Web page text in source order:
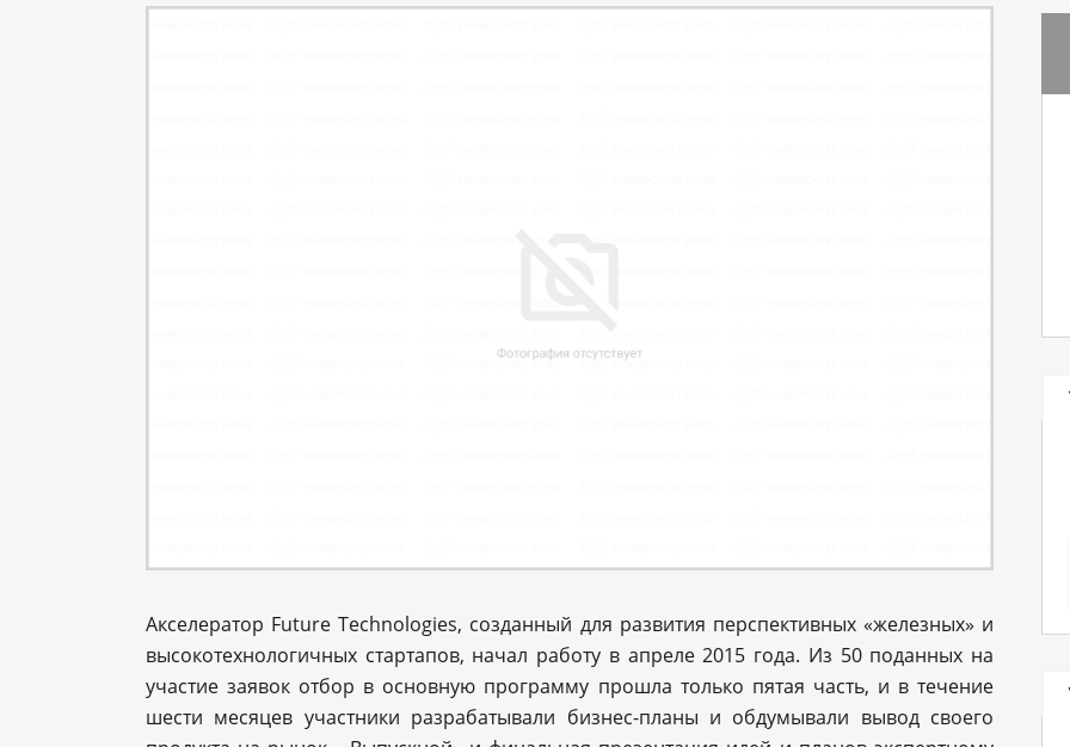
Акселератор Future Technologies, созданный для развития перспективных «железных» и
высокотехнологичных стартапов, начал работу в апреле 2015 года. Из 50 поданных на
участие заявок отбор в основную программу прошла только пятая часть, и в течение
шести месяцев участники разрабатывали бизнес-планы и обдумывали вывод своего